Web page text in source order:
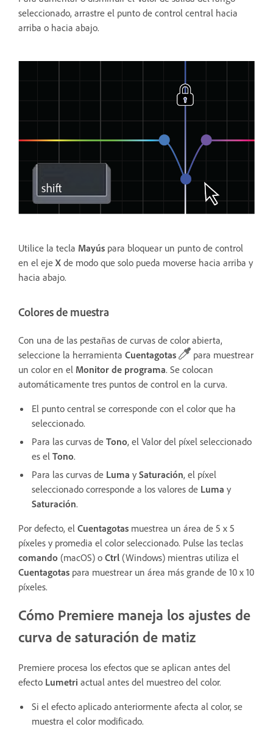
seleccionado, arrastre el punto de control central hacia
arriba o hacia abajo.
Utilice la tecla Mayús para bloquear un punto de control
en el eje X de modo que solo pueda moverse hacia arriba y
hacia abajo.
Colores de muestra
Con una de las pestañas de curvas de color abierta,
seleccione la herramienta Cuentagotas
para muestrear
un color en el Monitor de programa. Se colocan
automáticamente tres puntos de control en la curva.
El punto central se corresponde con el color que ha
seleccionado.
Para las curvas de Tono, el Valor del píxel seleccionado
es el Tono.
Para las curvas de Luma y Saturación, el píxel
seleccionado corresponde a los valores de Luma y
Saturación.
Por defecto, el Cuentagotas muestrea un área de 5 x 5
píxeles y promedia el color seleccionado. Pulse las teclas
comando (macOS) o Ctrl (Windows) mientras utiliza el
Cuentagotas para muestrear un área más grande de 10 x 10
píxeles.
Cómo Premiere maneja los ajustes de
curva de saturación de matiz
Premiere procesa los efectos que se aplican antes del
efecto Lumetri actual antes del muestreo del color.
Si el efecto aplicado anteriormente afecta al color, se
muestra el color modificado.